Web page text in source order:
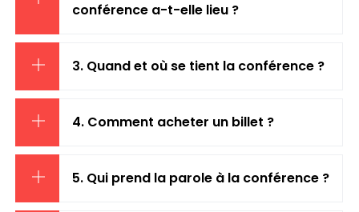
conférence a-t-elle lieu ?
3. Quand et où se tient la conférence ?
4. Comment acheter un billet ?
5. Qui prend la parole à la conférence ?